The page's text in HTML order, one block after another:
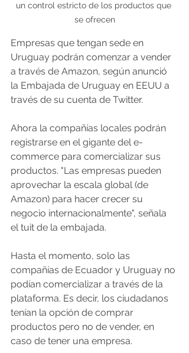
un control estricto de los productos que
se ofrecen
Empresas que tengan sede en
Uruguay podrán comenzar a vender
a través de Amazon, según anunció
la Embajada de Uruguay en EEUU a
través de su cuenta de Twitter.
Ahora la compañías locales podrán
registrarse en el gigante del e-
commerce para comercializar sus
productos. "Las empresas pueden
aprovechar la escala global (de
Amazon) para hacer crecer su
negocio internacionalmente", señala
el tuit de la embajada.
Hasta el momento, solo las
compañías de Ecuador y Uruguay no
podían comercializar a través de la
plataforma. Es decir, los ciudadanos
tenían la opción de comprar
productos pero no de vender, en
caso de tener una empresa.